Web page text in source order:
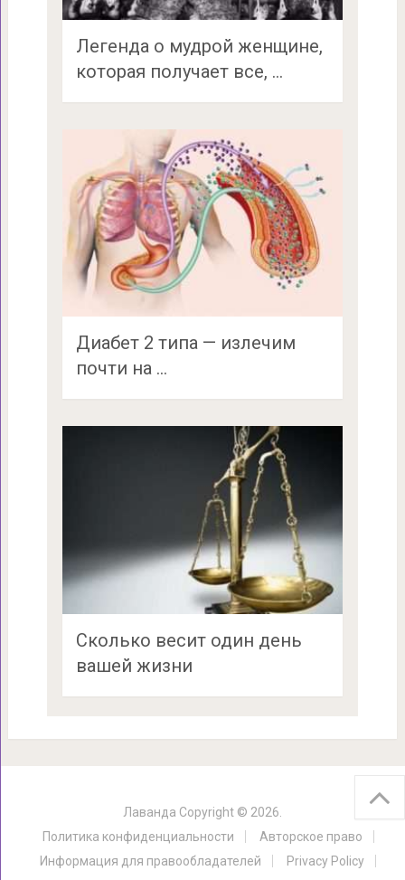
Легенда о мудрой женщине,
которая получает все, …
Диабет 2 типа — излечим
почти на …
Сколько весит один день
вашей жизни
Лаванда Copyright © 2026.
Политика конфиденциальности
Авторское право
Информация для правообладателей
Privacy Policy